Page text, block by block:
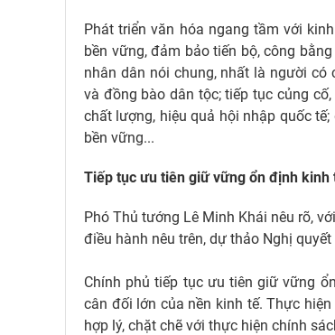
Phát triển văn hóa ngang tầm với
bền vững, đảm bảo tiến bộ, công
nhân dân nói chung, nhất là người có
và đồng bào dân tộc; tiếp tục củng
chất lượng, hiệu quả hội nhập quốc
bền vững...
Tiếp tục ưu tiên giữ vững ổn định kinh
Phó Thủ tướng Lê Minh Khái nêu rõ,
điều hành nêu trên, dự thảo Nghị
Chính phủ tiếp tục ưu tiên giữ vững
cân đối lớn của nền kinh tế. Thực
hợp lý, chặt chẽ với thực hiện chính